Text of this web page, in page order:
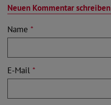
Neuen Kommentar schreiben
Name *
E-Mail *